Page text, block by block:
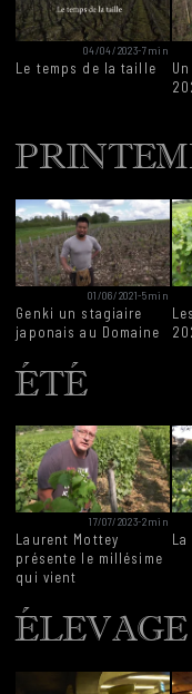
04/04/2023-7min
Le temps de la taille
01/06/2021-5min
Genki un stagiaire
japonais au Domaine
ÉTÉ
17/07/2023-2min
Laurent Mottey
présente le millésime
qui vient